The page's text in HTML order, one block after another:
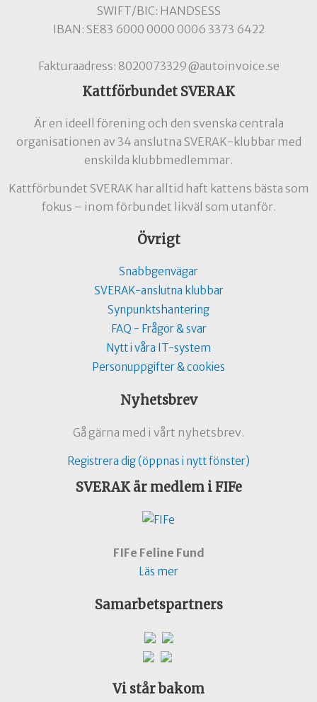
SWIFT/BIC: HANDSESS
IBAN: SE83 6000 0000 0006 3373 6422
Fakturaadress: 8020073329@autoinvoice.se
Kattförbundet SVERAK
Är en ideell förening och den svenska centrala
organisationen av 34 anslutna SVERAK-klubbar med
enskilda klubbmedlemmar.
Kattförbundet SVERAK har alltid haft kattens bästa som
fokus – inom förbundet likväl som utanför.
Övrigt
Snabbgenvägar
SVERAK-anslutna klubbar
Synpunktshantering
FAQ - Frågor & svar
Nytt i våra IT-system
Personuppgifter & cookies
Nyhetsbrev
Gå gärna med i vårt nyhetsbrev.
Registrera dig (öppnas i nytt fönster)
SVERAK är medlem i FIFe
FIFe Feline Fund
Läs mer
Samarbetspartners
Vi står bakom